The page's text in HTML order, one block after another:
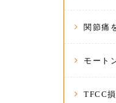
関節痛
モート
TFCC